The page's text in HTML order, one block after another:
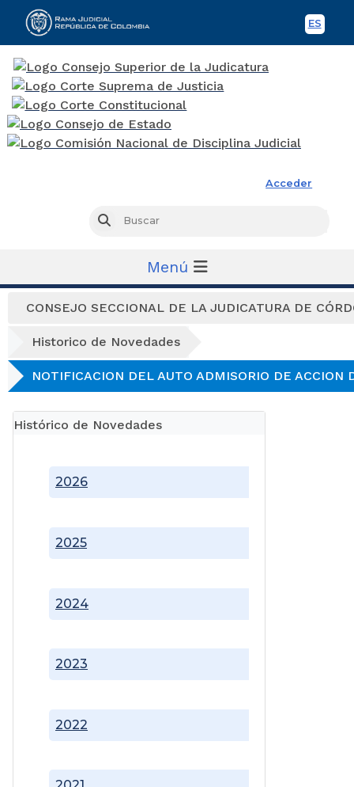
ES
Acceder
Buscar
Menú
CONSEJO SECCIONAL DE LA JUDICATURA DE
Historico de Novedades
NOTIFICACION DEL AUTO ADMISORIO DE ACCION
Histórico de Novedades
2022
2023
2024
2025
2026